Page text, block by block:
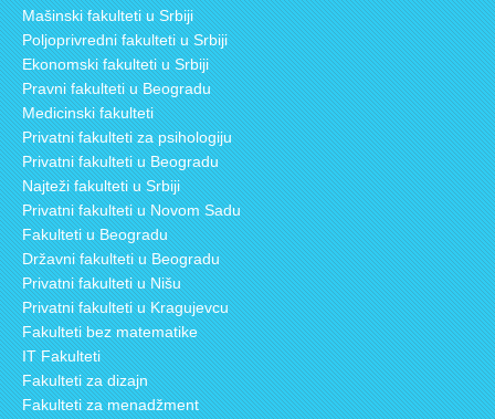
Mašinski fakulteti u Srbiji
Poljoprivredni fakulteti u Srbiji
Ekonomski fakulteti u Srbiji
Pravni fakulteti u Beogradu
Medicinski fakulteti
Privatni fakulteti za psihologiju
Privatni fakulteti u Beogradu
Najteži fakulteti u Srbiji
Privatni fakulteti u Novom Sadu
Fakulteti u Beogradu
Državni fakulteti u Beogradu
Privatni fakulteti u Nišu
Privatni fakulteti u Kragujevcu
Fakulteti bez matematike
IT Fakulteti
Fakulteti za dizajn
Fakulteti za menadžment